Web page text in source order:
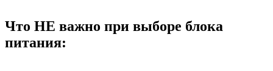
Что НЕ важно при выборе блока
питания: